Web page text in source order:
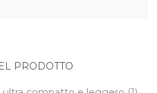
PRODOTTO